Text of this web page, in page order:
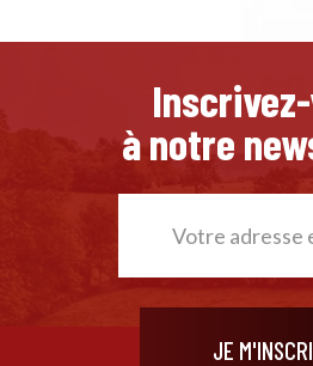
à notre